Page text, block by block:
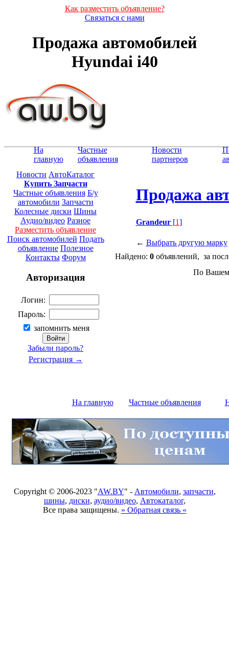
Как разместить объявление?
Связаться с нами
Продажа автомобилей
Hyundai i40
На
главную
Частные
объявления
Новости
партнеров
Новости АвтоКаталог
Купить Запчасти
Частные объявления Б/у
автомобили Запчасти
Колесные диски Шины
Аудио/видео Разное
Разместить объявление
Поиск автомобилей Подать
объявление Полезное
Контакты Форум
Авторизация
Логин:
Пароль:
запомнить меня
Забыли пароль?
Регистрация →
Продажа
Grandeur[1]
← Выбрать другую марку
Найдено: 0объявлений, за
По
На главную Частные объявления
Copyright © 2006-2023 "AW.BY" - Автомобили, запчасти,
шины, диски, аудио/видео, Автокаталог,
Все права защищены. » Обратная связь «